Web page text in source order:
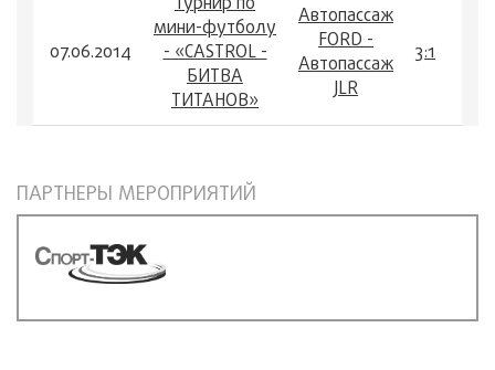
07.06.2014
мини-футболу
- «CASTROL -
БИТВА
ТИТАНОВ»
Автопассаж
FORD -
Автопассаж
JLR
3:1
ПАРТНЕРЫ МЕРОПРИЯТИЙ